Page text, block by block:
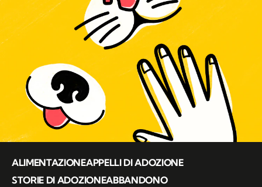
ALIMENTAZIONEAPPELLI DI ADOZIONE
STORIE DI ADOZIONEABBANDONO